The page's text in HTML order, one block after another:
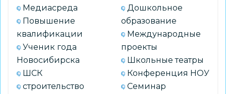
Медиасреда
Повышение
квалификации
Ученик года
Новосибирска
ШСК
строительство
Дошкольное
образование
Международные
проекты
Школьные театры
Конференция НОУ
Семинар